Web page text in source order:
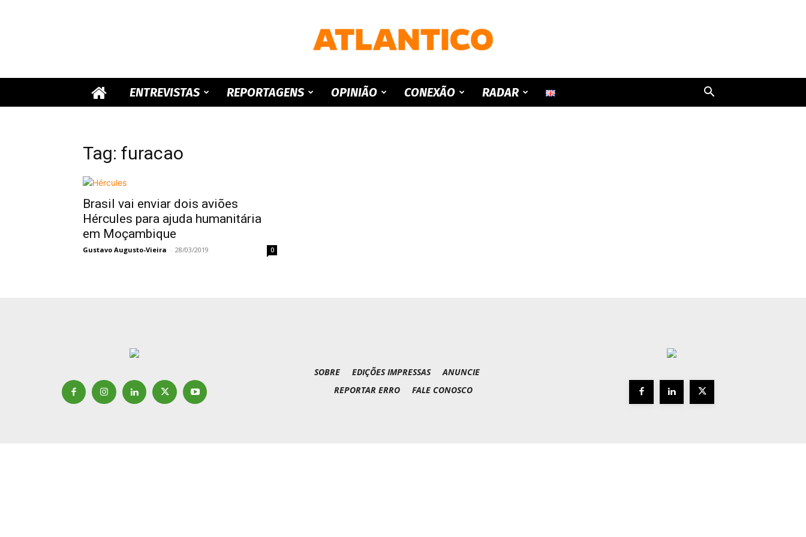
ATLANTICO
ENTREVISTAS REPORTAGENS OPINIÃO CONEXÃO RADAR
Tag: furacao
Brasil vai enviar dois aviões
Hércules para ajuda humanitária
em Moçambique
Gustavo Augusto-Vieira - 28/03/2019 0
SOBRE EDIÇÕES IMPRESSAS
ANUNCIE
REPORTAR ERRO
FALE CONOSCO